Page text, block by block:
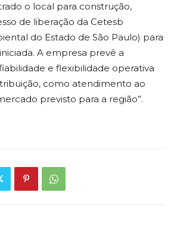
o local para construção,
de liberação da Cetesb
do Estado de São Paulo) para
A empresa prevê a
e flexibilidade operativa
como atendimento ao
previsto para a região”.